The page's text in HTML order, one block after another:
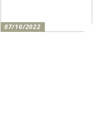
07/10/2022